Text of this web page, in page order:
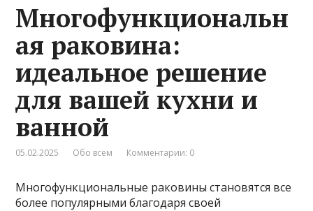
Многофункциональн
ая раковина:
идеальное решение
для вашей кухни и
ванной
05.02.2025 Обо всем Комментарии: 0
Многофункциональные раковины становятся все
более популярными благодаря своей